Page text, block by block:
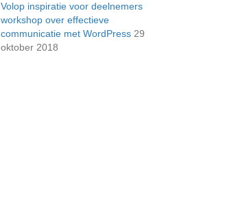
Volop inspiratie voor deelnemers
workshop over effectieve
communicatie met WordPress 29
oktober 2018